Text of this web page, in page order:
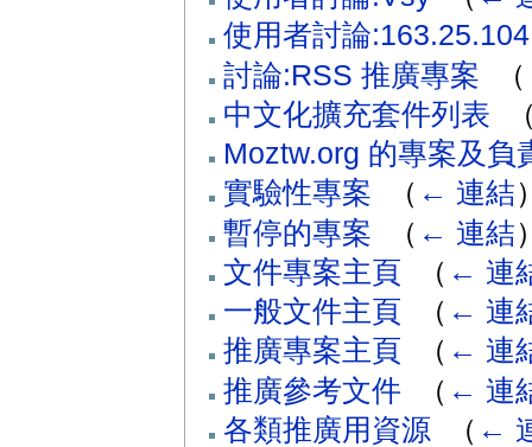
使用者討論
討論:RSS 推廣專案
（
中文化擴充套件列表
Moztw.org 的專案及負
實驗性專案
（ ← 連結
暫停的專案
（ ← 連結
文件專案主頁
（ ← 連
一般文件主頁
（ ← 連
推廣專案主頁
（ ← 連
推廣參考文件
（ ← 連
各類推廣用資源
（ ←